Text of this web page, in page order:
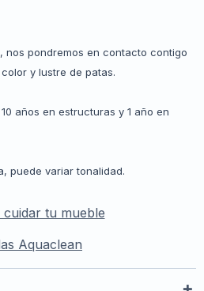
nos pondremos en contacto contigo
y lustre de patas.
años en estructuras y 1 año en
puede variar tonalidad.
cuidar tu mueble
Aquaclean